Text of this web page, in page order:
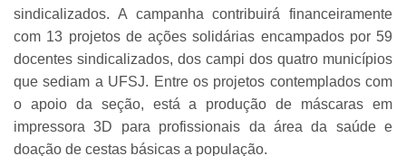
sindicalizados. A campanha contribuirá financeiramente
com 13 projetos de ações solidárias encampados por 59
docentes sindicalizados, dos campi dos quatro municípios
que sediam a UFSJ. Entre os projetos contemplados com
o apoio da seção, está a produção de máscaras em
impressora 3D para profissionais da área da saúde e
doação de cestas básicas a população.